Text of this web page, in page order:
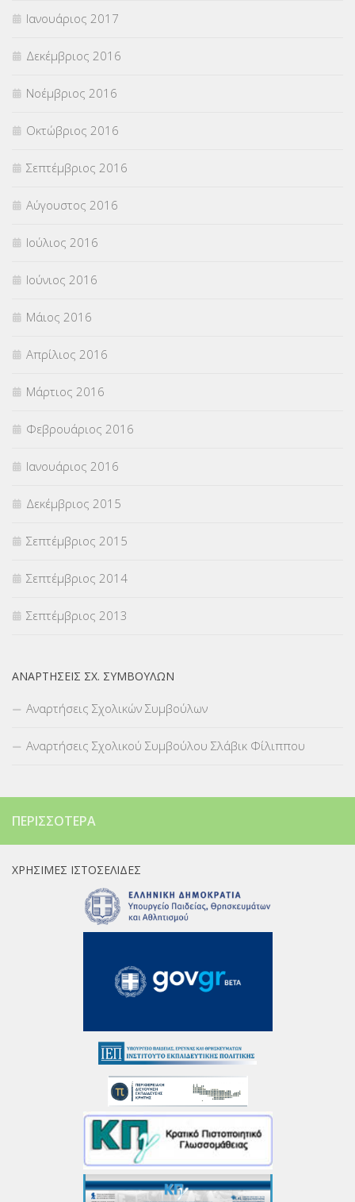
Ιανουάριος 2017
Δεκέμβριος 2016
Νοέμβριος 2016
Οκτώβριος 2016
Σεπτέμβριος 2016
Αύγουστος 2016
Ιούλιος 2016
Ιούνιος 2016
Μάιος 2016
Απρίλιος 2016
Μάρτιος 2016
Φεβρουάριος 2016
Ιανουάριος 2016
Δεκέμβριος 2015
Σεπτέμβριος 2015
Σεπτέμβριος 2014
Σεπτέμβριος 2013
ΑΝΑΡΤΉΣΕΙΣ ΣΧ. ΣΥΜΒΟΎΛΩΝ
Αναρτήσεις Σχολικών Συμβούλων
Αναρτήσεις Σχολικού Συμβούλου Σλάβικ Φίλιππου
ΠΕΡΙΣΣΌΤΕΡΑ
ΧΡΉΣΙΜΕΣ ΙΣΤΟΣΕΛΊΔΕΣ